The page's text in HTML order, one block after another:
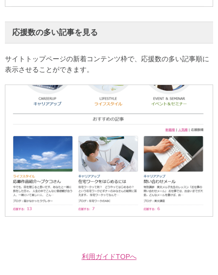
応援数の多い記事を見る
サイトトップページの新着コンテンツ枠で、応援数の多い記事順に
表示させることができます。
利用ガイドTOPへ